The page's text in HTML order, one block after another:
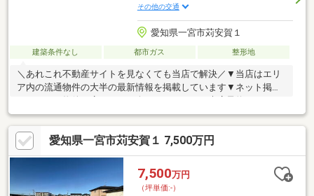
その他の交通
愛知県一宮市苅安賀１
建築条件なし 都市ガス 整形地
＼あれこれ不動産サイトを見なくても当店で解決／▼当店はエリ
ア内の流通物件の大半の最新情報を掲載しています▼ネット掲載
していない物件も店頭でご紹介いたします▼ご来店予約でQUOカ
ードPayプレゼント♪《大和西小学校 徒歩約8分/大和中学校 徒
歩約8分》【おすすめポイント】◆平坦地◎◆小・中学校まで徒
歩10分以内◆建築条件なし◆閑静な住宅街◆北側公道※写真をク
リックすると、詳細をご覧いただけます
愛知県一宮市苅安賀１ 7,500万円
7,500万円
（坪単価:-）